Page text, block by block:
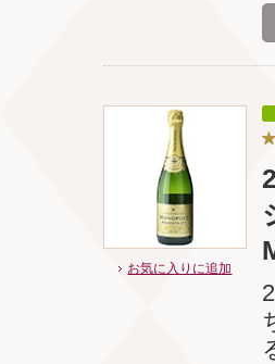
お気に入りに追加